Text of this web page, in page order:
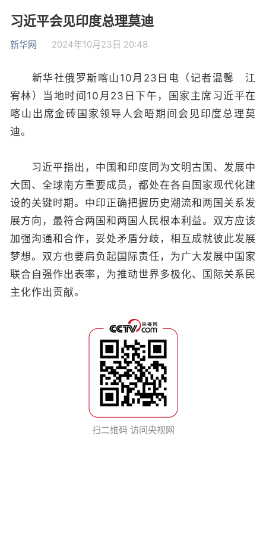
习近平会见印度总理莫迪
新华网 2024年10月23日 20:48
新华社俄罗斯喀山10月23日电（记者温馨 江
宥林）当地时间10月23日下午，国家主席习近平在
喀山出席金砖国家领导人会晤期间会见印度总理莫
迪。
习近平指出，中国和印度同为文明古国、发展中
大国、全球南方重要成员，都处在各自国家现代化建
设的关键时期。中印正确把握历史潮流和两国关系发
展方向，最符合两国和两国人民根本利益。双方应该
加强沟通和合作，妥处矛盾分歧，相互成就彼此发展
梦想。双方也要肩负起国际责任，为广大发展中国家
联合自强作出表率，为推动世界多极化、国际关系民
主化作出贡献。
扫二维码 访问央视网